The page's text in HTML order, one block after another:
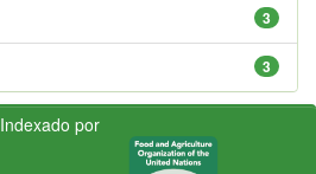
3
3
Indexado por